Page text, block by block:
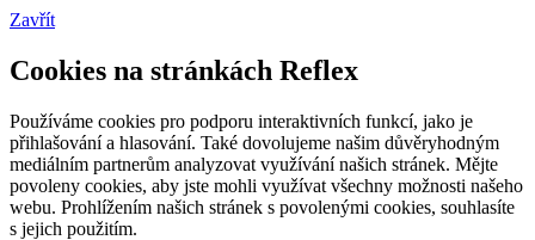
Zavřít
Cookies na stránkách Reflex
Používáme cookies pro podporu interaktivních funkcí, jako je
přihlašování a hlasování. Také dovolujeme našim důvěryhodným
mediálním partnerům analyzovat využívání našich stránek. Mějte
povoleny cookies, aby jste mohli využívat všechny možnosti našeho
webu. Prohlížením našich stránek s povolenými cookies, souhlasíte
s jejich použitím.